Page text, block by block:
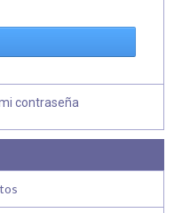
contraseña